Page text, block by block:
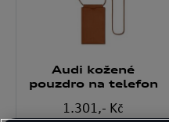
Audi kožené
pouzdro na telefon
1.301,- Kč